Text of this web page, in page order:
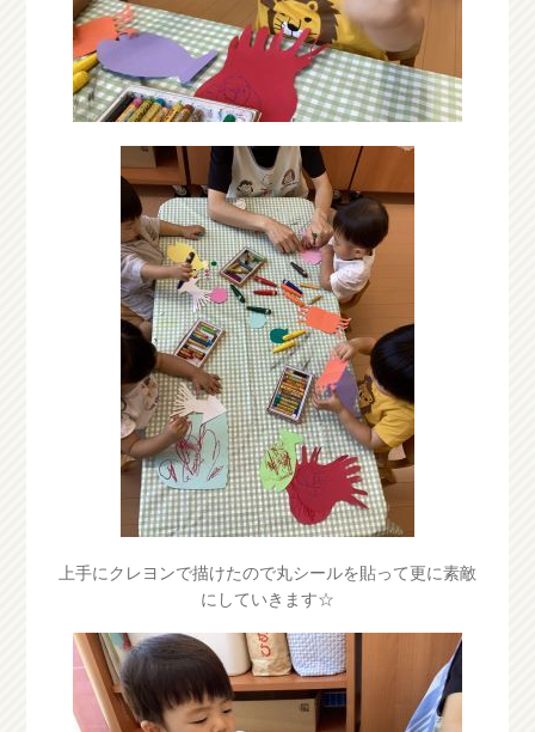
上手にクレヨンで描けたので丸シールを貼って更に素敵
にしていきます☆